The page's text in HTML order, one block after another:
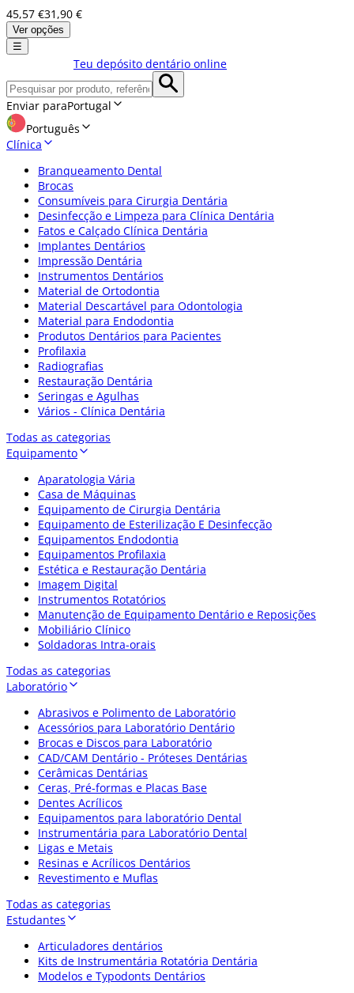
45,57 €31,90 €
Ver opções
☰
Teu depósito dentário online
Enviar paraPortugal
Português
Clínica
Branqueamento Dental
Brocas
Consumíveis para Cirurgia Dentária
Desinfecção e Limpeza para Clínica Dentária
Fatos e Calçado Clínica Dentária
Implantes Dentários
Impressão Dentária
Instrumentos Dentários
Material de Ortodontia
Material Descartável para Odontologia
Material para Endodontia
Produtos Dentários para Pacientes
Profilaxia
Radiografias
Restauração Dentária
Seringas e Agulhas
Vários - Clínica Dentária
Todas as categorias
Equipamento
Aparatologia Vária
Casa de Máquinas
Equipamento de Cirurgia Dentária
Equipamento de Esterilização E Desinfecção
Equipamentos Endodontia
Equipamentos Profilaxia
Estética e Restauração Dentária
Imagem Digital
Instrumentos Rotatórios
Manutenção de Equipamento Dentário e Reposições
Mobiliário Clínico
Soldadoras Intra-orais
Todas as categorias
Laboratório
Abrasivos e Polimento de Laboratório
Acessórios para Laboratório Dentário
Brocas e Discos para Laboratório
CAD/CAM Dentário - Próteses Dentárias
Cerâmicas Dentárias
Ceras, Pré-formas e Placas Base
Dentes Acrílicos
Equipamentos para laboratório Dental
Instrumentária para Laboratório Dental
Ligas e Metais
Resinas e Acrílicos Dentários
Revestimento e Muflas
Todas as categorias
Estudantes
Articuladores dentários
Kits de Instrumentária Rotatória Dentária
Modelos e Typodonts Dentários